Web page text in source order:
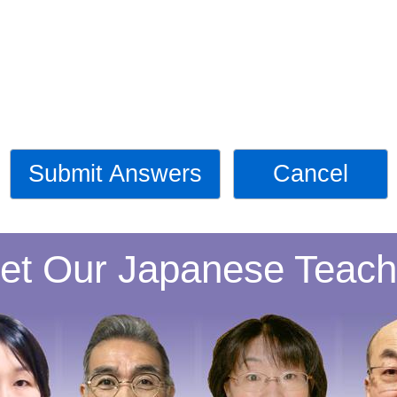
Submit Answers Cancel
Our Japanese